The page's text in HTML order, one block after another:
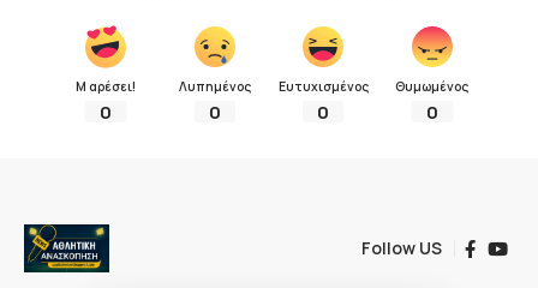
Μ αρέσει!
0
Λυπημένος
0
Ευτυχισμένος
0
Θυμωμένος
0
Follow US